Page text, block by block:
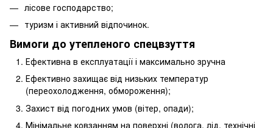
лісове господарство;
туризм і активний відпочинок.
Вимоги до утепленого спецвзуття
Ефективна в експлуатації і максимально зручна
Ефективно захищає від низьких температур
(переохолодження, обмороження);
Захист від погодних умов (вітер, опади);
Мінімальне ковзанням на поверхні (волога, лід, технічні